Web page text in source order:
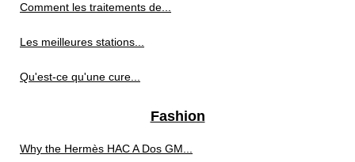
Comment les traitements de...
Les meilleures stations...
Qu'est-ce qu'une cure...
Fashion
Why the Hermès HAC A Dos GM...